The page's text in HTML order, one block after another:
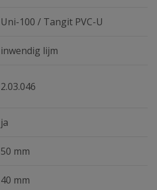
Uni-100 / Tangit PVC-U
inwendig lijm
2.03.046
ja
50 mm
40 mm